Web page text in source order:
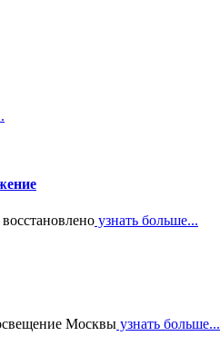
узнать больше...
Москвы узнать больше...